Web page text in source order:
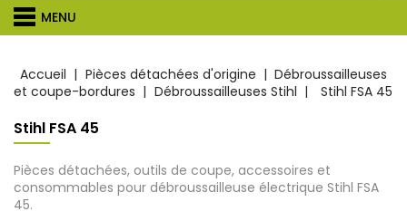
MENU
Accueil Pièces détachées d'origine
Débroussailleuses
et coupe-bordures
Débroussailleuses Stihl Stihl FSA 45
Stihl FSA 45
Pièces détachées, outils de coupe, accessoires et
consommables pour débroussailleuse électrique Stihl FSA
45.